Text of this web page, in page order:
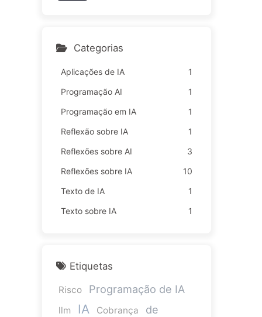
a Anunciantes; Impérios Di
sua Atenção — Aprenden
Categorias
Aplicações de IA
1
Programação AI
1
Programação em IA
1
Reflexão sobre IA
1
Reflexões sobre AI
3
Reflexões sobre IA
10
Texto de IA
1
Texto sobre IA
1
Etiquetas
Risco Programação de IA
llm IA Cobrança de